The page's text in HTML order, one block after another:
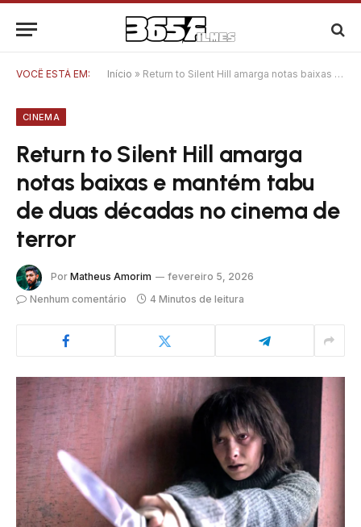
VOCÊ ESTÁ EM: Início » Return to Silent Hill amarga notas baixas e mantém tabu de duas décadas no cinema de terror
CINEMA
Return to Silent Hill amarga
notas baixas e mantém tabu
de duas décadas no cinema de
terror
Por Matheus Amorim
fevereiro 5, 2026
Nenhum comentário
4 Minutos de leitura